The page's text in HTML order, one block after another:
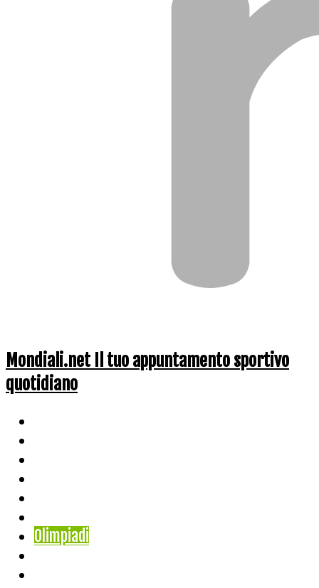
Mondiali.net Il tuo appuntamento sportivo
quotidiano
Olimpiadi